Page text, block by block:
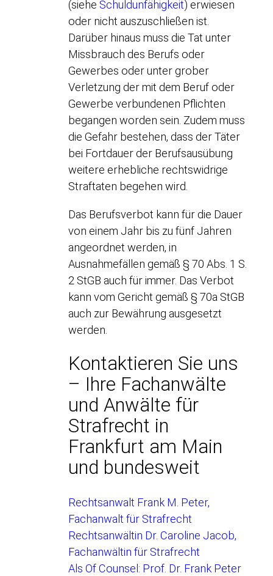
(sieheSchuldunfähigkeit) erwiesen
oder nicht auszuschließen ist.
Darüber hinaus muss die Tat unter
Missbrauch des Berufs oder
Gewerbes oder unter grober
Verletzung der mit dem Beruf oder
Gewerbe verbundenen Pflichten
begangen worden sein. Zudem muss
die Gefahr bestehen, dass der Täter
bei Fortdauer der Berufsausübung
weitere erhebliche rechtswidrige
Straftaten begehen wird.
Das Berufsverbot kann für die Dauer
von einem Jahr bis zu fünf Jahren
angeordnet werden, in
Ausnahmefällen gemäß § 70 Abs. 1 S.
2 StGB auch für immer. Das Verbot
kann vom Gericht gemäß § 70a StGB
auch zur Bewährung ausgesetzt
werden.
Kontaktieren Sie uns
– Ihre Fachanwälte
und Anwälte für
Strafrecht in
Frankfurt am Main
und bundesweit
Rechtsanwalt Frank M. Peter,
Fachanwalt für Strafrecht
Rechtsanwältin Dr. Caroline Jacob,
Fachanwältin für Strafrecht
Als Of Counsel: Prof. Dr. Frank Peter